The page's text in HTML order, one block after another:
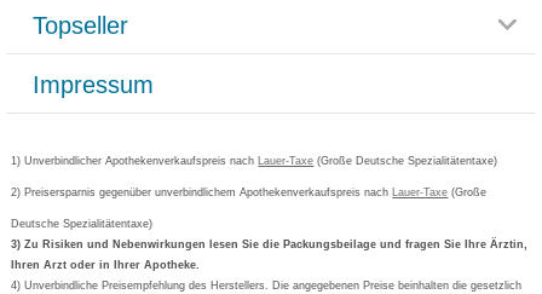
Datenschutz
AGB
Cookie-Einstellungen
Vertrag widerrufen
Paketlieferstatus
Versandkosten
Bestellschein ausfüllen
Newsletteranmeldung
Rezeptlieferung
Bonusprogramm
Gutschein und Rabatte
Kundenbewertung
Topseller
Grippostad
Bepanthen
Formoline
Wick
Impressum
1) Unverbindlicher Apothekenverkaufspreis nach Lauer-Taxe (Große Deutsche Spezialitätentaxe)
2) Preisersparnis gegenüber unverbindlichem Apothekenverkaufspreis nach Lauer-Taxe (Große
Deutsche Spezialitätentaxe)
3) Zu Risiken und Nebenwirkungen lesen Sie die Packungsbeilage und fragen Sie Ihre Ärztin,
Ihren Arzt oder in Ihrer Apotheke.
4) Unverbindliche Preisempfehlung des Herstellers. Die angegebenen Preise beinhalten die gesetzlich